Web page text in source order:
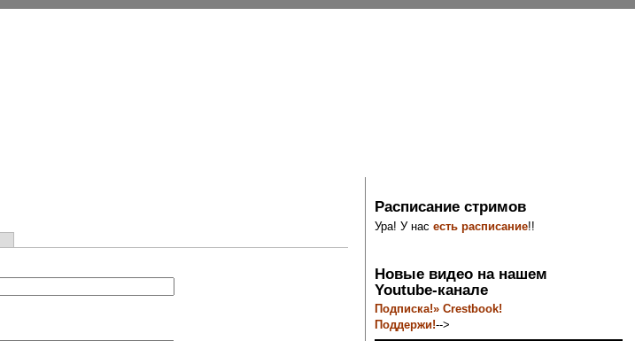
Расписание стримов
Ура! У насесть расписание!!
Новые видео на нашем
Youtube-канале
Подписка!» Crestbook!
Поддержи!-->